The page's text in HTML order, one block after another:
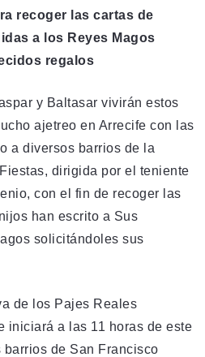
recoger las cartas de
a los Reyes Magos
regalos
y Baltasar vivirán estos
ajetreo en Arrecife con las
a diversos barrios de la
dirigida por el teniente
con el fin de recoger las
han escrito a Sus
solicitándoles sus
de los Pajes Reales
iniciará a las 11 horas de este
de San Francisco